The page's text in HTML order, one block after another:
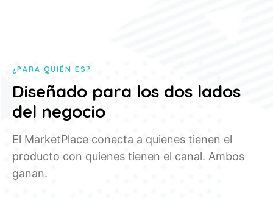
¿PARA QUIÉN ES?
Diseñado para los dos lados
del negocio
El MarketPlace conecta a quienes tienen el
producto con quienes tienen el canal. Ambos
ganan.